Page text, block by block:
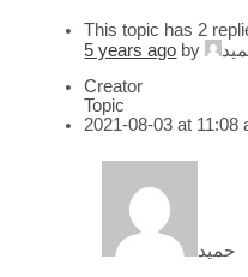
This topic has 2
5 years ago by
Creator
Topic
2021-08-03 at 11:08
حمید